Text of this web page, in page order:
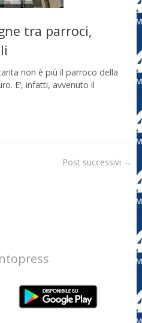
tra parroci,
non è più il parroco della
E’, infatti, avvenuto il
Post successivi →